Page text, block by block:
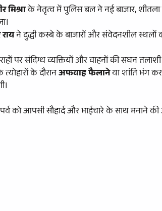
मिश्राके नेतृत्व में पुलिस बल ने नई बाजार, शीतला
ने दुद्धी कस्बे के बाजारों और संवेदनशील स्थलों
पर संदिग्ध व्यक्तियों और वाहनों की सघन
के दौरानअफवाह फैलानेया शांति भंग
आपसी सौहार्द और भाईचारे के साथ मनाने की